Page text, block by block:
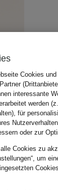
Cookies
interessante
werden
für
oder zur
Cookies zu
um